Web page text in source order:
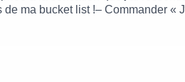
ma bucket list !– Commander
Je (re)prends le contrôle » sur
vous pouvez visionner mon
Fréquences